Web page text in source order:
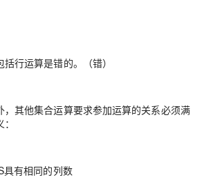
行运算是错的。（错）
，其他集合运算要求参加运算的关系必须满
具有相同的列数